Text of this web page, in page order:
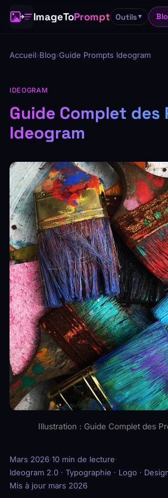
ImageToPrompt Outils▼
Accueil›Blog›Guide Prompts Ideogram
IDEOGRAM
Guide Complet des
Ideogram
Illustration : Guide Complet des
Mars 2026·10 min de lecture·
Ideogram 2.0 · Typographie · Logo ·
Mis à jour mars 2026